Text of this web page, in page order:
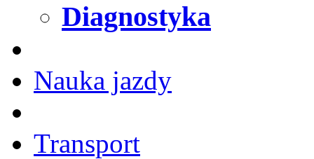
Diagnostyka
Nauka jazdy
Transport